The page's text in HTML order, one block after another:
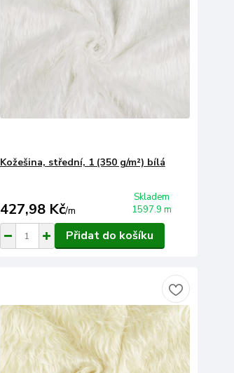
Kožešina, střední, 1 (350 g/m²) bílá
427,98 Kč/m
Skladem
1597.9 m
Přidat do košíku